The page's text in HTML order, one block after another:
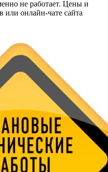
не работает. Цены и
или онлайн-чате сайта